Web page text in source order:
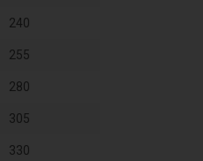
240
255
280
305
330